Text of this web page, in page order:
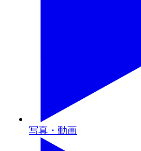
写真・動画